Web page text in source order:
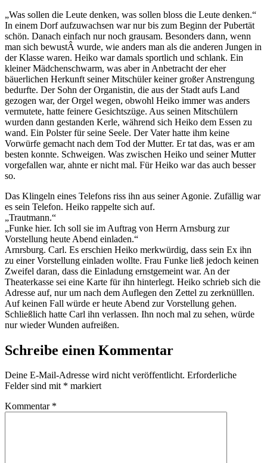
„Was sollen die Leute denken, was sollen bloss die Leute denken.“
In einem Dorf aufzuwachsen war nur bis zum Beginn der Pubertät
schön. Danach einfach nur noch grausam. Besonders dann, wenn
man sich bewustÂ wurde, wie anders man als die anderen Jungen in
der Klasse waren. Heiko war damals sportlich und schlank. Ein
kleiner Mädchenschwarm, was aber in Anbetracht der eher
bäuerlichen Herkunft seiner Mitschüler keiner großer Anstrengung
bedurfte. Der Sohn der Organistin, die aus der Stadt aufs Land
gezogen war, der Orgel wegen, obwohl Heiko immer was anders
vermutete, hatte feinere Gesichtszüge. Aus seinen Mitschülern
wurden dann gestanden Kerle, während sich Heiko dem Essen zu
wand. Ein Polster für seine Seele. Der Vater hatte ihm keine
Vorwürfe gemacht nach dem Tod der Mutter. Er tat das, was er am
besten konnte. Schweigen. Was zwischen Heiko und seiner Mutter
vorgefallen war, ahnte er nicht mal. Für Heiko war das auch besser
so.
Das Klingeln eines Telefons riss ihn aus seiner Agonie. Zufällig war
es sein Telefon. Heiko rappelte sich auf.
„Trautmann.“
„Funke hier. Ich soll sie im Auftrag von Herrn Arnsburg zur
Vorstellung heute Abend einladen.“
Arnrsburg. Carl. Es erschien Heiko merkwürdig, dass sein Ex ihn
zu einer Vorstellung einladen wollte. Frau Funke ließ jedoch keinen
Zweifel daran, dass die Einladung ernstgemeint war. An der
Theaterkasse sei eine Karte für ihn hinterlegt. Heiko schrieb sich die
Adresse auf, nur um nach dem Auflegen den Zettel zu zerknülllen.
Auf keinen Fall würde er heute Abend zur Vorstellung gehen.
Schließlich hatte Carl ihn verlassen. Ihn noch mal zu sehen, würde
nur wieder Wunden aufreißen.
Schreibe einen Kommentar
Deine E-Mail-Adresse wird nicht veröffentlicht. Erforderliche
Felder sind mit * markiert
Kommentar *